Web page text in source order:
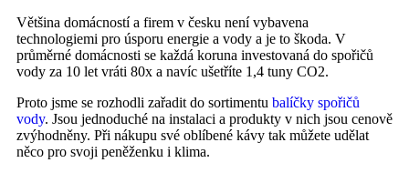
Většina domácností a firem v česku není vybavena
technologiemi pro úsporu energie a vody a je to škoda. V
průměrné domácnosti se každá koruna investovaná do spořičů
vody za 10 let vráti 80x a navíc ušetříte 1,4 tuny CO2.
Proto jsme se rozhodli zařadit do sortimentu balíčky spořičů
vody. Jsou jednoduché na instalaci a produkty v nich jsou cenově
zvýhodněny. Při nákupu své oblíbené kávy tak můžete udělat
něco pro svoji peněženku i klima.